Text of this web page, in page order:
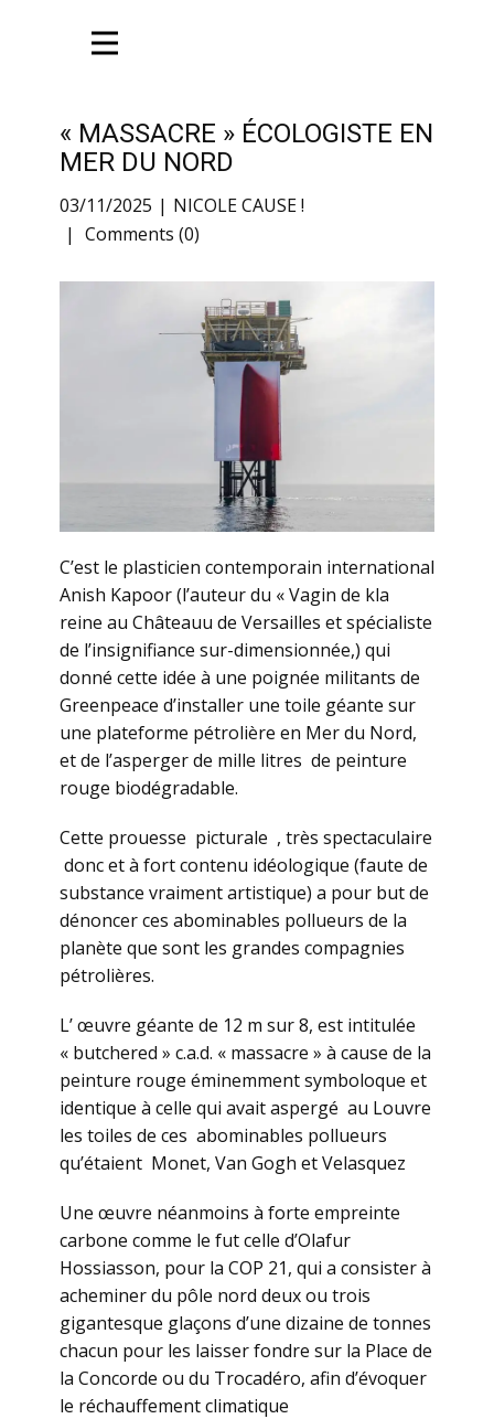
« MASSACRE » ÉCOLOGISTE EN
MER DU NORD
03/11/2025
NICOLE CAUSE !
Comments (0)
C’est le plasticien contemporain international
Anish Kapoor (l’auteur du « Vagin de kla
reine au Châteauu de Versailles et spécialiste
de l’insignifiance sur-dimensionnée,) qui
donné cette idée à une poignée militants de
Greenpeace d’installer une toile géante sur
une plateforme pétrolière en Mer du Nord,
et de l’asperger de mille litres de peinture
rouge biodégradable.
Cette prouesse picturale , très spectaculaire
donc et à fort contenu idéologique (faute de
substance vraiment artistique) a pour but de
dénoncer ces abominables pollueurs de la
planète que sont les grandes compagnies
pétrolières.
L’ œuvre géante de 12 m sur 8, est intitulée
« butchered » c.a.d. « massacre » à cause de la
peinture rouge éminemment symboloque et
identique à celle qui avait aspergé au Louvre
les toiles de ces abominables pollueurs
qu’étaient Monet, Van Gogh et Velasquez
Une œuvre néanmoins à forte empreinte
carbone comme le fut celle d’Olafur
Hossiasson, pour la COP 21, qui a consister à
acheminer du pôle nord deux ou trois
gigantesque glaçons d’une dizaine de tonnes
chacun pour les laisser fondre sur la Place de
la Concorde ou du Trocadéro, afin d’évoquer
le réchauffement climatique